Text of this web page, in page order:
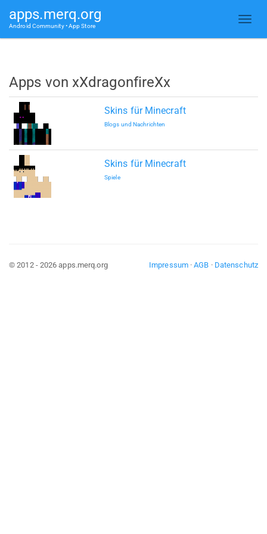
apps.merq.org
Android Community • App Store
Apps von xXdragonfireXx
Skins für Minecraft
Blogs und Nachrichten
Skins für Minecraft
Spiele
Impressum·AGB · Datenschutz
© 2012 - 2026 apps.merq.org